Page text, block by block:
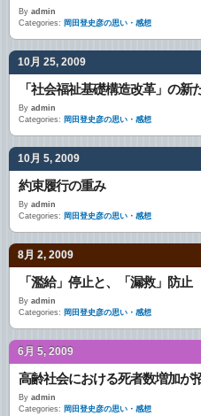
By admin
Categories: 岡田登史彦の思い・感想
10月 25, 2009
「社会福祉基礎構造改革」の
By admin
Categories: 岡田登史彦の思い・感想
10月 5, 2009
約束履行の重み
By admin
Categories: 岡田登史彦の思い・感想
8月 2, 2009
「濫給」停止と、「漏救」防止
By admin
Categories: 岡田登史彦の思い・感想
6月 5, 2009
By admin
Categories: 岡田登史彦の思い・感想